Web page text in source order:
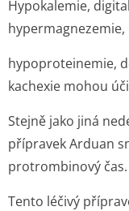
Hypokalemie,
hypoproteinemie,
kachexie mohou
Stejně jako jiná
přípravek Arduan
protrombinový čas.
Tento léčivý